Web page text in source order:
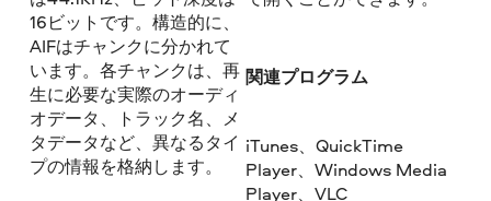
16ビットです。構造的に、
AIFはチャンクに分かれて
います。各チャンクは、再
生に必要な実際のオーディ
オデータ、トラック名、メ
タデータなど、異なるタイ
プの情報を格納します。
関連プログラム
iTunes、QuickTime
Player、Windows Media
Player、VLC